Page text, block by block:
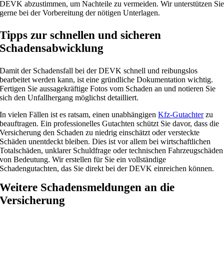
DEVK abzustimmen, um Nachteile zu vermeiden. Wir unterstützen Sie
gerne bei der Vorbereitung der nötigen Unterlagen.
Tipps zur schnellen und sicheren
Schadensabwicklung
Damit der Schadensfall bei der DEVK schnell und reibungslos
bearbeitet werden kann, ist eine gründliche Dokumentation wichtig.
Fertigen Sie aussagekräftige Fotos vom Schaden an und notieren Sie
sich den Unfallhergang möglichst detailliert.
In vielen Fällen ist es ratsam, einen unabhängigenKfz-Gutachterzu
beauftragen. Ein professionelles Gutachten schützt Sie davor, dass die
Versicherung den Schaden zu niedrig einschätzt oder versteckte
Schäden unentdeckt bleiben. Dies ist vor allem bei wirtschaftlichen
Totalschäden, unklarer Schuldfrage oder technischen Fahrzeugschäden
von Bedeutung. Wir erstellen für Sie ein vollständige
Schadengutachten, das Sie direkt bei der DEVK einreichen können.
Weitere Schadensmeldungen an die
Versicherung